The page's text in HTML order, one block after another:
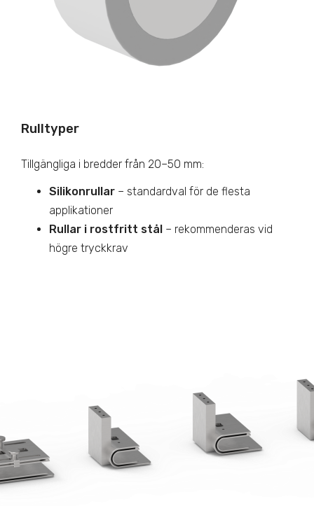
Rulltyper
Tillgängliga i bredder från 20–50 mm:
Silikonrullar – standardval för de flesta
applikationer
Rullar i rostfritt stål – rekommenderas vid
högre tryckkrav